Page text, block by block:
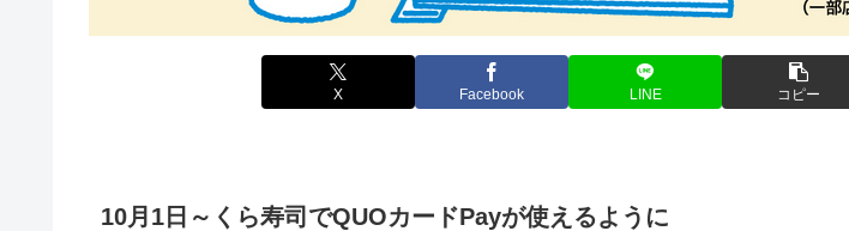
X Facebook LINE コピー
10月1日～くら寿司でQUOカードPayが使えるように